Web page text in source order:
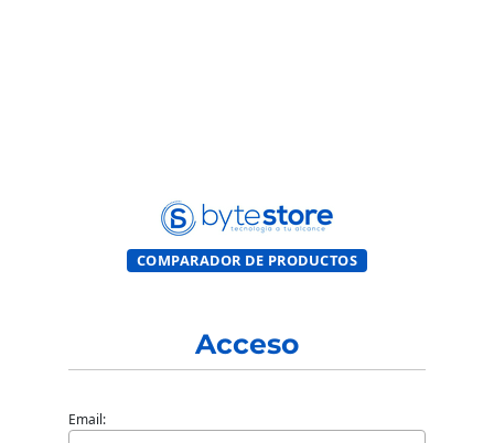
COMPARADOR DE PRODUCTOS
Acceso
Email: